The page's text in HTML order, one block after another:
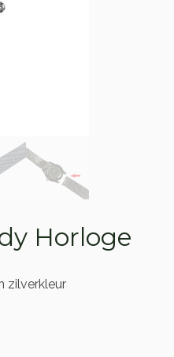
Horloge
zilverkleur